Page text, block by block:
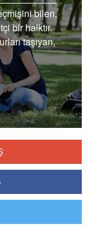
bilen,
bir halktır.
taşıyan,